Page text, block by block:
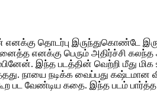
எனக்கு தொடர்பு இருந்துகொண்டே
எனக்கு பெரும் அதிர்ச்சி
இந்த படத்தின் வெற்றி மீது மிக
நாயை நடிக்க வைப்பது கஷ்டமான
பட வேண்டிய கதை. இந்த படம்